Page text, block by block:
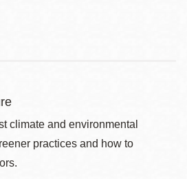
climate and environmental
practices and how to